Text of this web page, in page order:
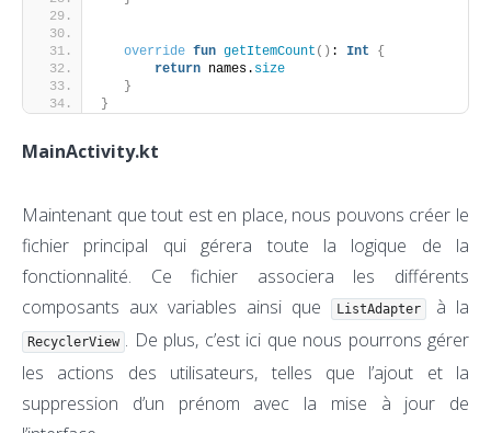
override fun getItemCount () : Int
{
return names. size
}
}
MainActivity.kt
Maintenant que tout est en place, nous pouvons créer le
fichier principal qui gérera toute la logique de la
fonctionnalité. Ce fichier associera les différents
composants aux variables ainsi que
ListAdapter à la
RecyclerView . De plus, c’est ici que nous pourrons gérer
les actions des utilisateurs, telles que l’ajout et la
suppression d’un prénom avec la mise à jour de